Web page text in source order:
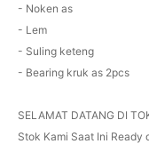
- Noken as
- Lem
- Suling keteng
- Bearing kruk as 2pcs
SELAMAT DATANG DI
Stok Kami Saat Ini